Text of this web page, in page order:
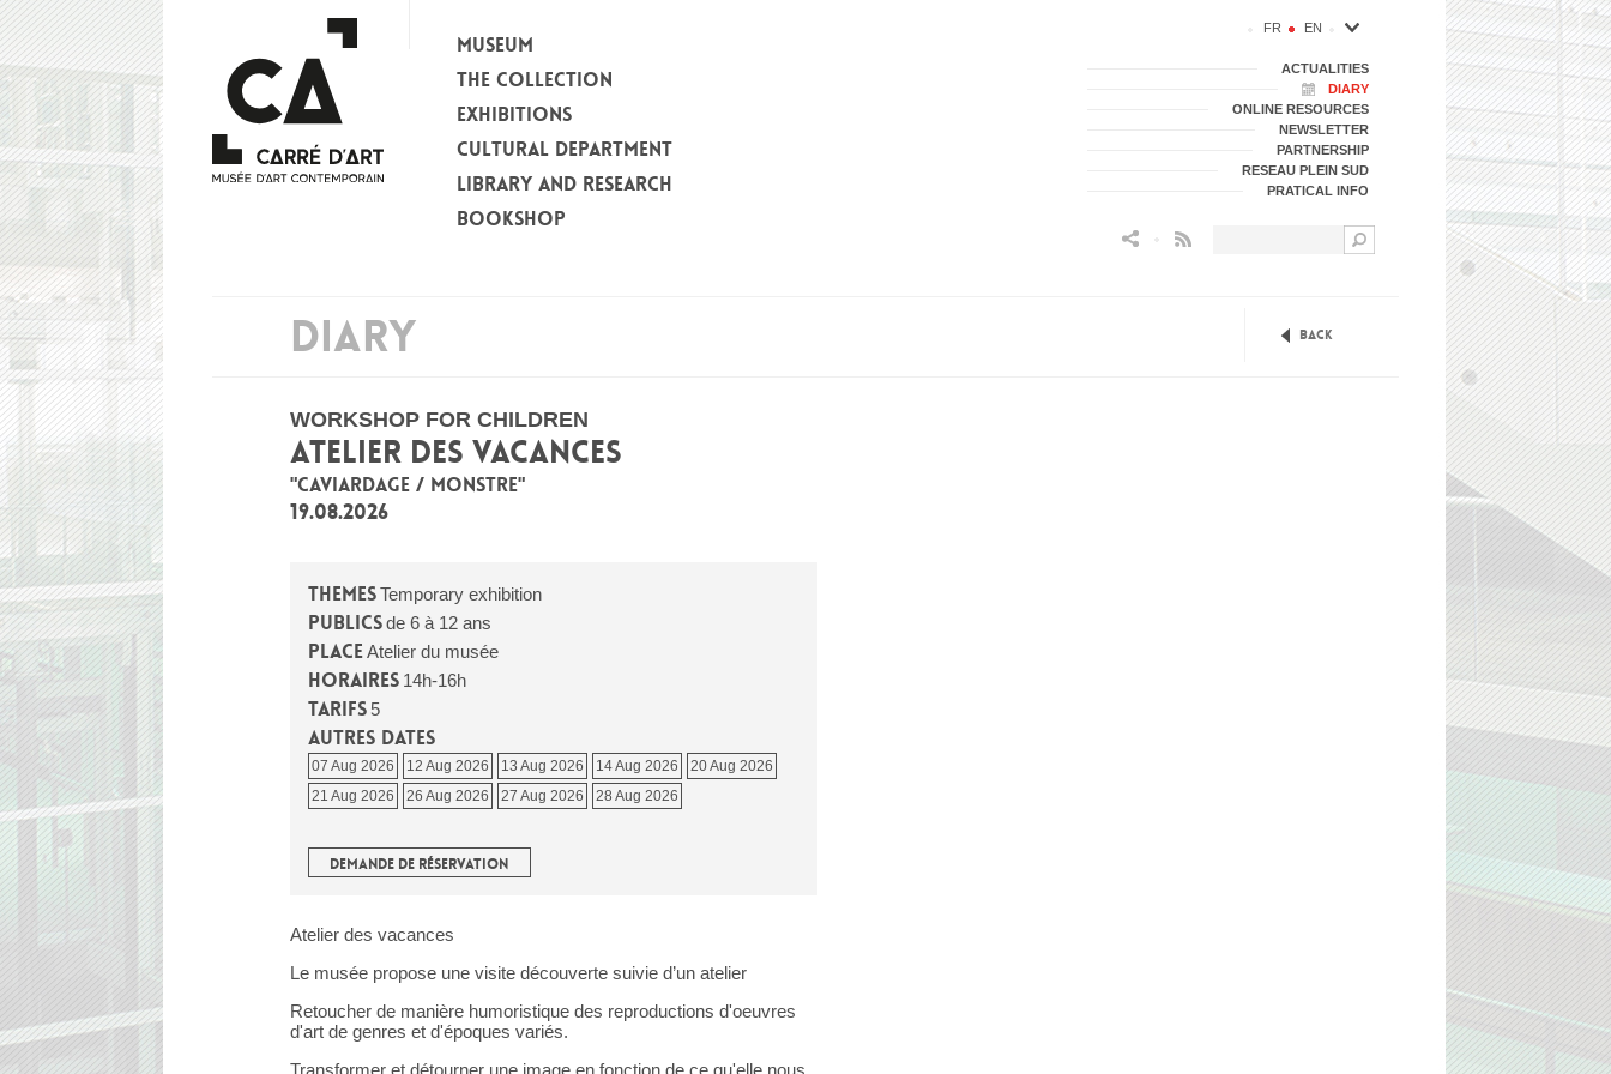
MUSEUM
THE COLLECTION
EXHIBITIONS
CULTURAL DEPARTMENT
LIBRARY AND RESEARCH
BOOKSHOP
FR EN
ACTUALITIES
DIARY
ONLINE RESOURCES
NEWSLETTER
PARTNERSHIP
RESEAU PLEIN SUD
PRATICAL INFO
DIARY Back
WORKSHOP FOR CHILDREN
ATELIER DES VACANCES
"CAVIARDAGE / MONSTRE"
19.08.2026
ThemesTemporary exhibition
Publicsde 6 à 12 ans
PlaceAtelier du musée
Horaires 14h-16h
Tarifs 5
Autres dates
07 Aug 2026 12 Aug 2026 13 Aug 2026 14 Aug 2026
20 Aug 2026
21 Aug 2026
26 Aug 2026 27 Aug 2026 28 Aug 2026
DEMANDE DE RÉSERVATION
Atelier des vacances
Le musée propose une visite découverte suivie d’un atelier
Retoucher de manière humoristique des reproductions d'oeuvres
d'art de genres et d'époques variés.
Transformer et détourner une image en fonction de ce qu'elle nous